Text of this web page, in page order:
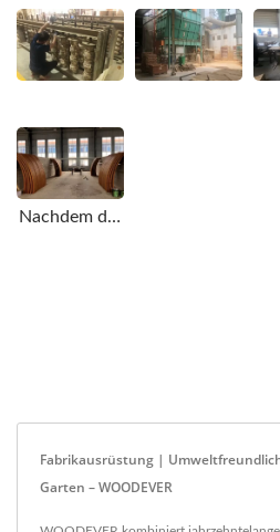
Nachdem der Möbelständer fertiggestellt ist, wird er mit klarem Handlack lackiert.
Fabrikausrüstung |
Garten – WOODEVER